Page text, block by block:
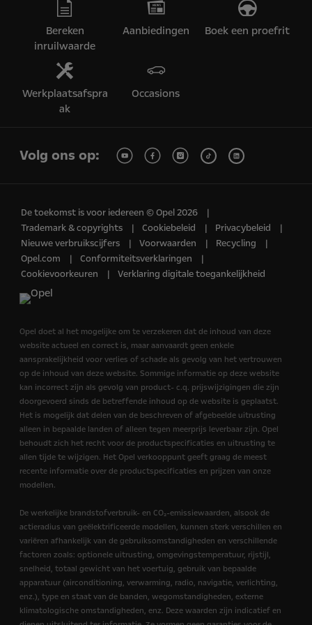
Bereken
inruilwaarde
Aanbiedingen Boek een proefrit
Werkplaatsafspra
ak
Occasions
Volg ons op:
De toekomst is voor iedereen © Opel 2026
Trademark & copyrights
Cookiebeleid
Privacybeleid
Nieuwe verbruikscijfers
Voorwaarden
Recycling
Opel.com
Conformiteitsverklaringen
Cookievoorkeuren
Verklaring digitale toegankelijkheid
Opel doet al het mogelijke om te verzekeren dat de inhoud van deze
website actueel en correct is, maar aanvaardt geen enkele
aansprakelijkheid voor verlies of schade als gevolg van het vertrouwen
op de inhoud van deze website. Sommige informatie op deze website
kan incorrect zijn als gevolg van product- c.q. prijswijzigingen die zijn
doorgevoerd sinds de betreffende inhoud op de website is geplaatst.
Het is mogelijk dat delen van de beschreven of afgebeelde uitrusting
alleen in bepaalde landen of alleen tegen meerprijs leverbaar zijn. Opel
behoudt zich het recht voor de productspecificaties en uitrusting te
allen tijde te wijzigen. Het Opel verkooppunt geeft graag de meest
recente informatie over de productspecificaties en prijzen van onze
modellen.
De werkelijke brandstofverbruik- en CO₂-emissiewaarden, alsook de
actieradius van geëlektrificeerde modellen, kunnen sterk verschillen en
variëren afhankelijk van de gebruiksomstandigheden en verschillende
factoren zoals: optionele uitrusting, omgevingstemperatuur, rijstijl,
snelheid, totaal gewicht van het voertuig, gebruik van bepaalde
apparatuur (airconditioning, verwarming, radio, navigatie, verlichting,
enz.), type en staat van de banden, wegomstandigheden, externe
klimatologische omstandigheden, enz. Deze waarden zijn indicatief en